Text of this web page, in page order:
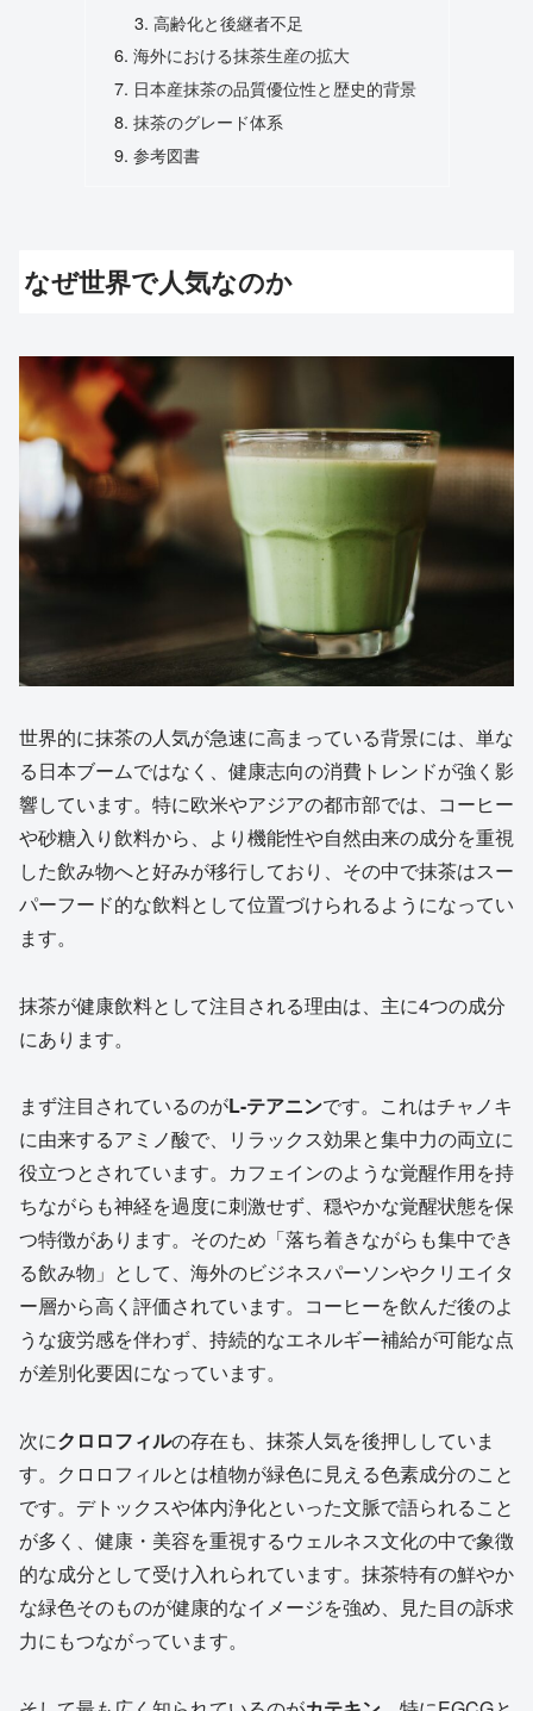
高齢化と後継者不足
海外における抹茶生産の拡大
日本産抹茶の品質優位性と歴史的背景
抹茶のグレード体系
参考図書
なぜ世界で人気なのか
世界的に抹茶の人気が急速に高まっている背景には、単な
る日本ブームではなく、健康志向の消費トレンドが強く影
響しています。特に欧米やアジアの都市部では、コーヒー
や砂糖入り飲料から、より機能性や自然由来の成分を重視
した飲み物へと好みが移行しており、その中で抹茶はスー
パーフード的な飲料として位置づけられるようになってい
ます。
抹茶が健康飲料として注目される理由は、主に4つの成分
にあります。
まず注目されているのがL-テアニンです。これはチャノキ
に由来するアミノ酸で、リラックス効果と集中力の両立に
役立つとされています。カフェインのような覚醒作用を持
ちながらも神経を過度に刺激せず、穏やかな覚醒状態を保
つ特徴があります。そのため「落ち着きながらも集中でき
る飲み物」として、海外のビジネスパーソンやクリエイタ
ー層から高く評価されています。コーヒーを飲んだ後のよ
うな疲労感を伴わず、持続的なエネルギー補給が可能な点
が差別化要因になっています。
次にクロロフィルの存在も、抹茶人気を後押ししていま
す。クロロフィルとは植物が緑色に見える色素成分のこと
です。デトックスや体内浄化といった文脈で語られること
が多く、健康・美容を重視するウェルネス文化の中で象徴
的な成分として受け入れられています。抹茶特有の鮮やか
な緑色そのものが健康的なイメージを強め、見た目の訴求
力にもつながっています。